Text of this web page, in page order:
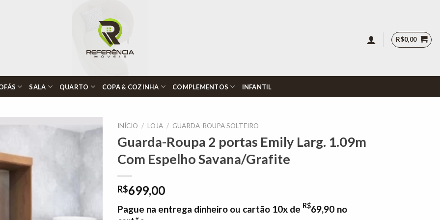
R$0,00
SALA QUARTO COPA & COZINHA COMPLEMENTOS INFANTIL
INÍCIO / LOJA / GUARDA-ROUPA SOLTEIRO
Guarda-Roupa 2 portas Emily Larg. 1.09m
Com Espelho Savana/Grafite
R$699,00
Pague na entrega dinheiro ou cartão 10x de R$69,90 no